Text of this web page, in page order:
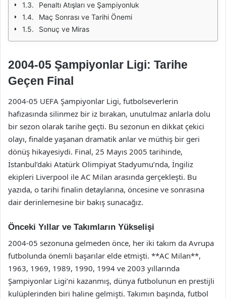
Penaltı Atışları ve Şampiyonluk
Maç Sonrası ve Tarihi Önemi
Sonuç ve Miras
2004-05 Şampiyonlar Ligi: Tarihe
Geçen Final
2004-05 UEFA Şampiyonlar Ligi, futbolseverlerin
hafızasında silinmez bir iz bırakan, unutulmaz anlarla dolu
bir sezon olarak tarihe geçti. Bu sezonun en dikkat çekici
olayı, finalde yaşanan dramatik anlar ve müthiş bir geri
dönüş hikayesiydi. Final, 25 Mayıs 2005 tarihinde,
İstanbul’daki Atatürk Olimpiyat Stadyumu’nda, İngiliz
ekipleri Liverpool ile AC Milan arasında gerçekleşti. Bu
yazıda, o tarihi finalin detaylarına, öncesine ve sonrasına
dair derinlemesine bir bakış sunacağız.
Önceki Yıllar ve Takımların Yükselişi
2004-05 sezonuna gelmeden önce, her iki takım da Avrupa
futbolunda önemli başarılar elde etmişti. **AC Milan**,
1963, 1969, 1989, 1990, 1994 ve 2003 yıllarında
Şampiyonlar Ligi’ni kazanmış, dünya futbolunun en prestijli
kulüplerinden biri haline gelmişti. Takımın başında, futbol